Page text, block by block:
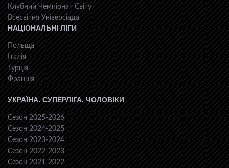
Клубний Чемпіонат Світу
Всесвiтня Унiверсiaда
НАЦІОНАЛЬНІ ЛІГИ
Польща
Італія
Турція
Франція
УКРАЇНА. СУПЕРЛІГА. ЧОЛОВІКИ
Сезон 2025-2026
Сезон 2024-2025
Сезон 2023-2024
Сезон 2022-2023
Сезон 2021-2022